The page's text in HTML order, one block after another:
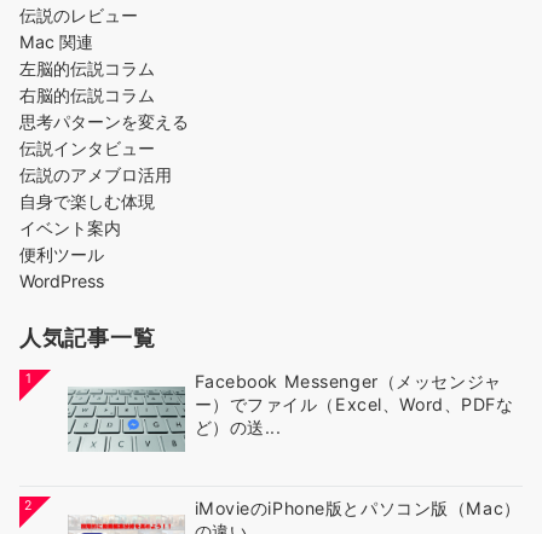
伝説のレビュー
Mac 関連
左脳的伝説コラム
右脳的伝説コラム
思考パターンを変える
伝説インタビュー
伝説のアメブロ活用
自身で楽しむ体現
イベント案内
便利ツール
WordPress
人気記事一覧
1
Facebook Messenger（メッセンジャ
ー）でファイル（Excel、Word、PDFな
ど）の送...
2
iMovieのiPhone版とパソコン版（Mac）